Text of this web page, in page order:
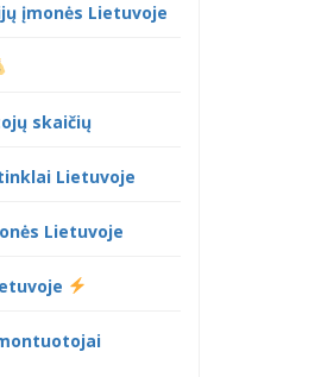
įmonės Lietuvoje
skaičių
Lietuvoje
Lietuvoje